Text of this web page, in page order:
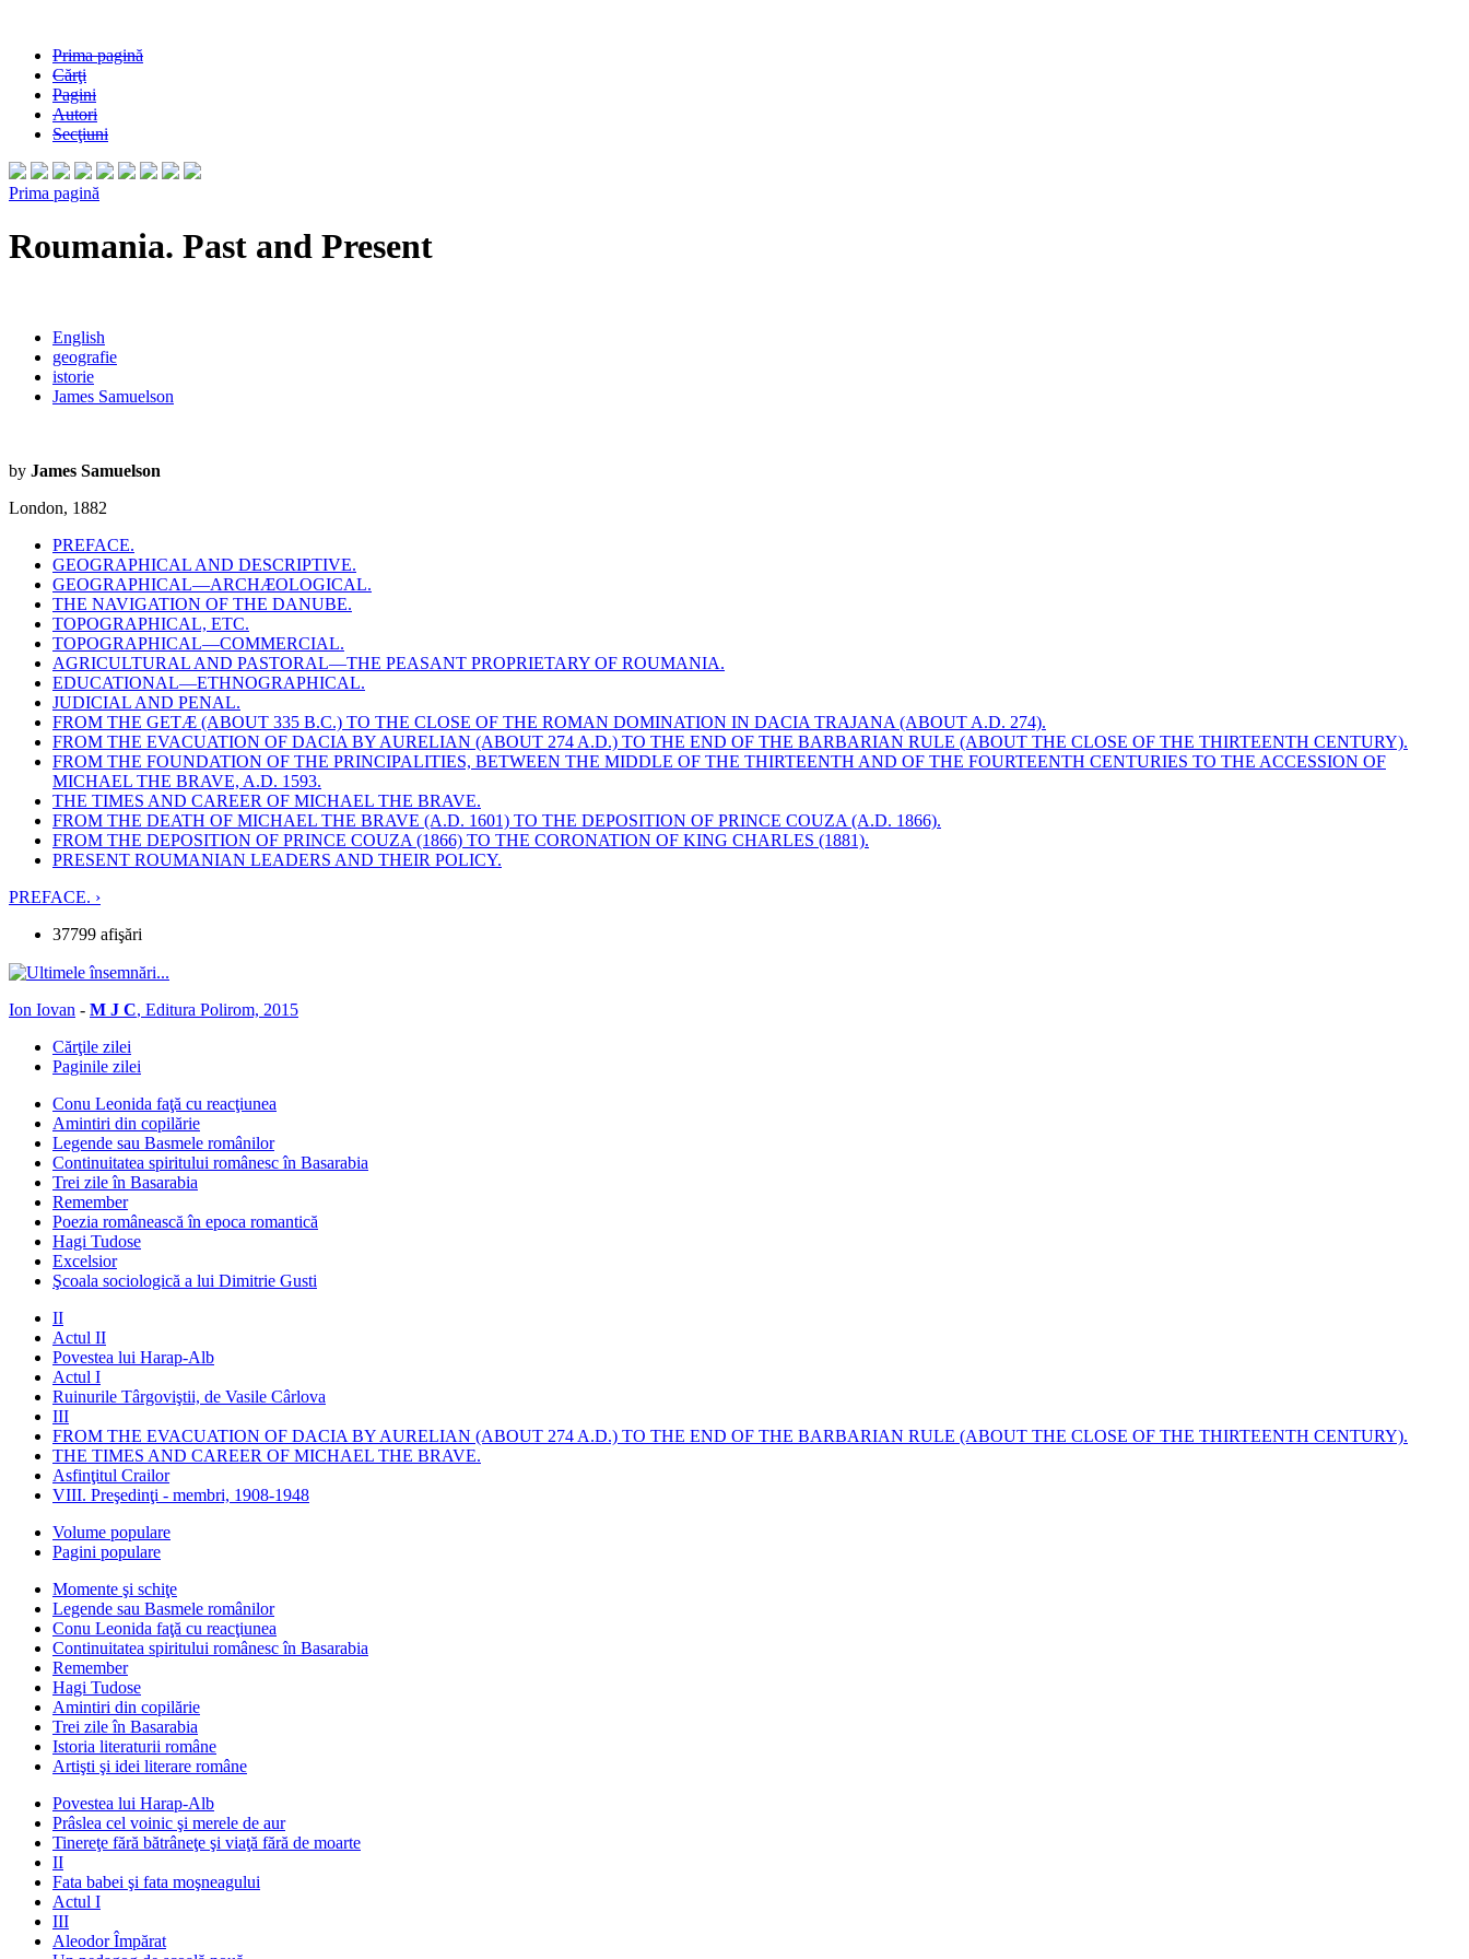
Prima pagină
Cărţi
Pagini
Autori
Secţiuni
Prima pagină
Roumania. Past and Present
English
geografie
istorie
James Samuelson
by James Samuelson
London, 1882
PREFACE.
GEOGRAPHICAL AND DESCRIPTIVE.
GEOGRAPHICAL—ARCHÆOLOGICAL.
THE NAVIGATION OF THE DANUBE.
TOPOGRAPHICAL, ETC.
TOPOGRAPHICAL—COMMERCIAL.
AGRICULTURAL AND PASTORAL—THE PEASANT PROPRIETARY OF ROUMANIA.
EDUCATIONAL—ETHNOGRAPHICAL.
JUDICIAL AND PENAL.
FROM THE GETÆ (ABOUT 335 B.C.) TO THE CLOSE OF THE ROMAN DOMINATION IN DACIA TRAJANA (ABOUT A.D. 274).
FROM THE EVACUATION OF DACIA BY AURELIAN (ABOUT 274 A.D.) TO THE END OF THE BARBARIAN RULE (ABOUT THE CLOSE OF THE THIRTEENTH CENTURY).
FROM THE FOUNDATION OF THE PRINCIPALITIES, BETWEEN THE MIDDLE OF THE THIRTEENTH AND OF THE FOURTEENTH CENTURIES TO THE ACCESSION OF
MICHAEL THE BRAVE, A.D. 1593.
THE TIMES AND CAREER OF MICHAEL THE BRAVE.
FROM THE DEATH OF MICHAEL THE BRAVE (A.D. 1601) TO THE DEPOSITION OF PRINCE COUZA (A.D. 1866).
FROM THE DEPOSITION OF PRINCE COUZA (1866) TO THE CORONATION OF KING CHARLES (1881).
PRESENT ROUMANIAN LEADERS AND THEIR POLICY.
PREFACE. ›
37799 afişări
Ion Iovan - M J C, Editura Polirom, 2015
Cărţile zilei
Paginile zilei
Conu Leonida faţă cu reacţiunea
Amintiri din copilărie
Legende sau Basmele românilor
Continuitatea spiritului românesc în Basarabia
Trei zile în Basarabia
Remember
Poezia românească în epoca romantică
Hagi Tudose
Excelsior
Şcoala sociologică a lui Dimitrie Gusti
II
Actul II
Povestea lui Harap-Alb
Actul I
Ruinurile Târgoviştii, de Vasile Cârlova
III
FROM THE EVACUATION OF DACIA BY AURELIAN (ABOUT 274 A.D.) TO THE END OF THE BARBARIAN RULE (ABOUT THE CLOSE OF THE THIRTEENTH CENTURY).
THE TIMES AND CAREER OF MICHAEL THE BRAVE.
Asfinţitul Crailor
VIII. Preşedinţi - membri, 1908-1948
Volume populare
Pagini populare
Momente şi schiţe
Legende sau Basmele românilor
Conu Leonida faţă cu reacţiunea
Continuitatea spiritului românesc în Basarabia
Remember
Hagi Tudose
Amintiri din copilărie
Trei zile în Basarabia
Istoria literaturii române
Artişti şi idei literare române
Povestea lui Harap-Alb
Prâslea cel voinic şi merele de aur
Tinereţe fără bătrâneţe şi viaţă fără de moarte
II
Fata babei şi fata moşneagului
Actul I
III
Aleodor Împărat